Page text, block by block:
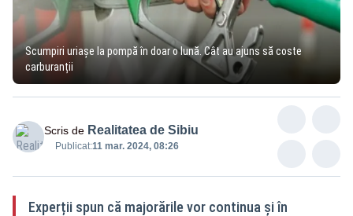
Scumpiri uriașe la pompă în doar o lună. Cât au ajuns să coste
carburanții
Scris de Realitatea de Sibiu
Publicat:11 mar. 2024, 08:26
Experții spun că majorările vor continua și în